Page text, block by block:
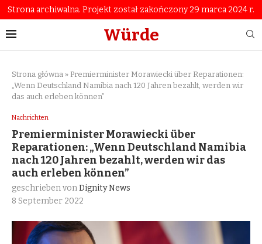
Strona archiwalna. Projekt został zakończony 29 marca 2024 r.
Würde
Strona główna » Premierminister Morawiecki über Reparationen:
„Wenn Deutschland Namibia nach 120 Jahren bezahlt, werden wir
das auch erleben können”
Nachrichten
Premierminister Morawiecki über
Reparationen: „Wenn Deutschland Namibia
nach 120 Jahren bezahlt, werden wir das
auch erleben können”
geschrieben vonDignity News
8 September 2022